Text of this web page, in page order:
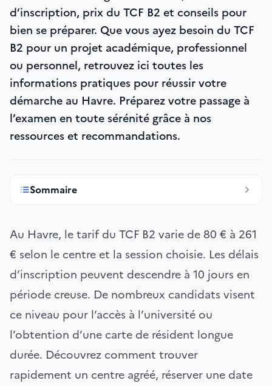
d’inscription, prix du TCF B2 et conseils pour
bien se préparer. Que vous ayez besoin du TCF
B2 pour un projet académique, professionnel
ou personnel, retrouvez ici toutes les
informations pratiques pour réussir votre
démarche au Havre. Préparez votre passage à
l’examen en toute sérénité grâce à nos
ressources et recommandations.
Sommaire
Au Havre, le tarif du TCF B2 varie de 80 € à 261
€ selon le centre et la session choisie. Les délais
d’inscription peuvent descendre à 10 jours en
période creuse. De nombreux candidats visent
ce niveau pour l’accès à l’université ou
l’obtention d’une carte de résident longue
durée. Découvrez comment trouver
rapidement un centre agréé, réserver une date